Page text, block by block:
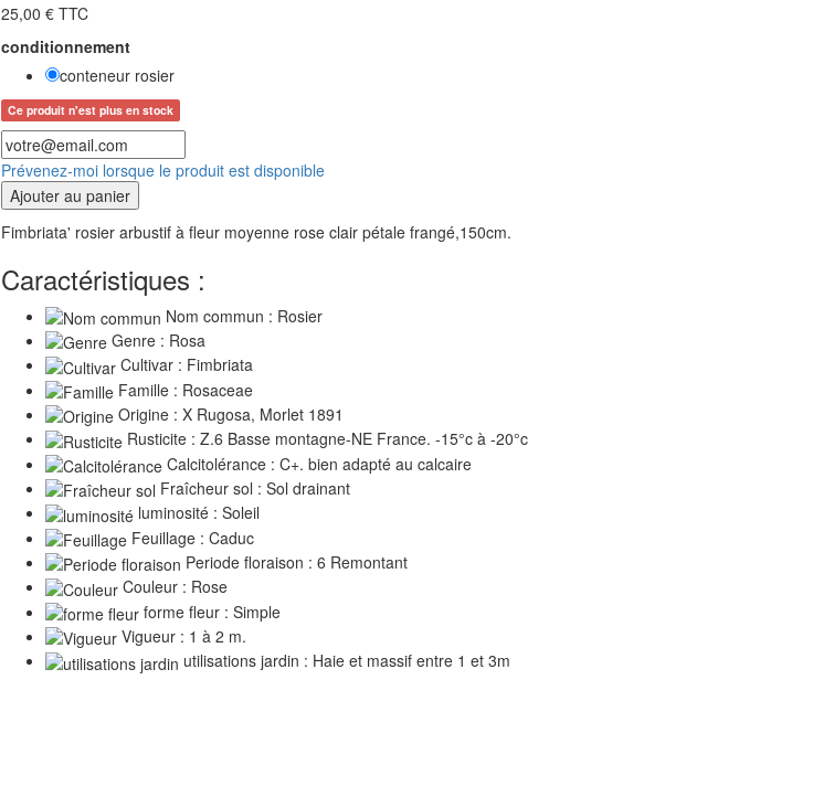
25,00 € TTC
conditionnement
conteneur rosier
Ce produit n'est plus en stock
Prévenez-moi lorsque le produit est disponible
Ajouter au panier
Fimbriata' rosier arbustif à fleur moyenne rose clair pétale frangé,150cm.
Caractéristiques :
Nom commun : Rosier
Genre : Rosa
Cultivar : Fimbriata
Famille : Rosaceae
Origine : X Rugosa, Morlet 1891
Rusticite : Z.6 Basse montagne-NE France. -15°c à -20°c
Calcitolérance : C+. bien adapté au calcaire
Fraîcheur sol : Sol drainant
luminosité : Soleil
Feuillage : Caduc
Periode floraison : 6 Remontant
Couleur : Rose
forme fleur : Simple
Vigueur : 1 à 2 m.
utilisations jardin : Haie et massif entre 1 et 3m